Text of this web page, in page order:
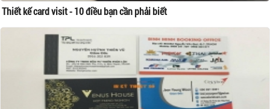
Thiết kế card visit - 10 điều bạn cần phải biết